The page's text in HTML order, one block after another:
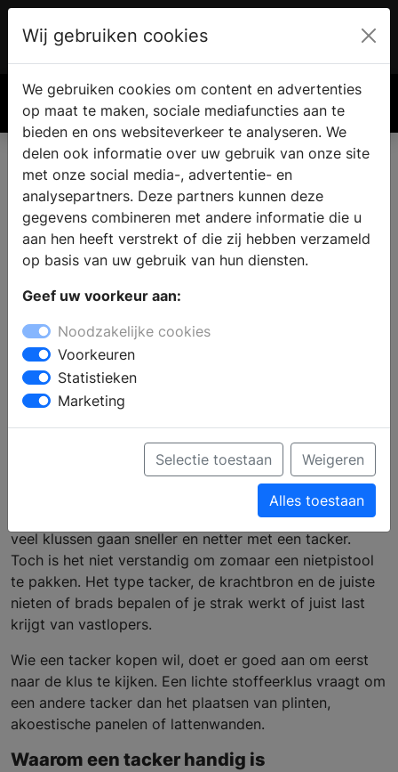
€ 0.00
De beste tacker kiezen
voor jouw klusprojecten
Een wand bekleden met houten latten, een stoel
opnieuw stofferen of isolatiefolie vastzetten op zolder:
veel klussen gaan sneller en netter met een tacker.
Toch is het niet verstandig om zomaar een nietpistool
te pakken. Het type tacker, de krachtbron en de juiste
nieten of brads bepalen of je strak werkt of juist last
krijgt van vastlopers.
Wie een tacker kopen wil, doet er goed aan om eerst
naar de klus te kijken. Een lichte stoffeerklus vraagt om
een andere tacker dan het plaatsen van plinten,
akoestische panelen of lattenwanden.
Waarom een tacker handig is
Wij gebruiken cookies
We gebruiken cookies om content en advertenties
op maat te maken, sociale mediafuncties aan te
bieden en ons websiteverkeer te analyseren. We
delen ook informatie over uw gebruik van onze site
met onze social media-, advertentie- en
analysepartners. Deze partners kunnen deze
gegevens combineren met andere informatie die u
aan hen heeft verstrekt of die zij hebben verzameld
op basis van uw gebruik van hun diensten.
Geef uw voorkeur aan:
Noodzakelijke cookies
Voorkeuren
Statistieken
Marketing
Selectie toestaan Weigeren
Alles toestaan